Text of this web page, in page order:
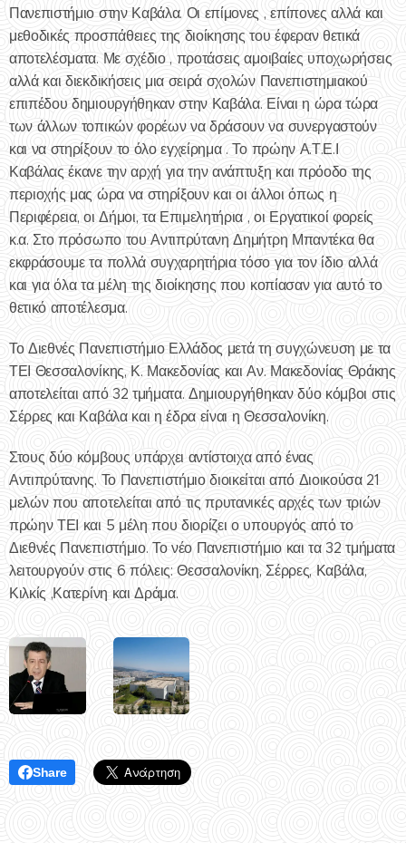
Πανεπιστήμιο στην Καβάλα. Οι επίμονες , επίπονες αλλά και
μεθοδικές προσπάθειες της διοίκησης του έφεραν θετικά
αποτελέσματα. Με σχέδιο , προτάσεις αμοιβαίες υποχωρήσεις
αλλά και διεκδικήσεις μια σειρά σχολών Πανεπιστημιακού
επιπέδου δημιουργήθηκαν στην Καβάλα. Είναι η ώρα τώρα
των άλλων τοπικών φορέων να δράσουν να συνεργαστούν
και να στηρίξουν το όλο εγχείρημα . Το πρώην Α.Τ.Ε.Ι
Καβάλας έκανε την αρχή για την ανάπτυξη και πρόοδο της
περιοχής μας ώρα να στηρίξουν και οι άλλοι όπως η
Περιφέρεια, οι Δήμοι, τα Επιμελητήρια , οι Εργατικοί φορείς
κ.α. Στο πρόσωπο του Αντιπρύτανη Δημήτρη Μπαντέκα θα
εκφράσουμε τα πολλά συγχαρητήρια τόσο για τον ίδιο αλλά
και για όλα τα μέλη της διοίκησης που κοπίασαν για αυτό το
θετικό αποτέλεσμα.
Το Διεθνές Πανεπιστήμιο Ελλάδος μετά τη συγχώνευση με τα
ΤΕΙ Θεσσαλονίκης, Κ. Μακεδονίας και Αν. Μακεδονίας Θράκης
αποτελείται από 32 τμήματα. Δημιουργήθηκαν δύο κόμβοι στις
Σέρρες και Καβάλα και η έδρα είναι η Θεσσαλονίκη.
Στους δύο κόμβους υπάρχει αντίστοιχα από ένας
Αντιπρύτανης. Το Πανεπιστήμιο διοικείται από Διοικούσα 21
μελών που αποτελείται από τις πρυτανικές αρχές των τριών
πρώην ΤΕΙ και 5 μέλη που διορίζει ο υπουργός από το
Διεθνές Πανεπιστήμιο. Το νέο Πανεπιστήμιο και τα 32 τμήματα
λειτουργούν στις 6 πόλεις: Θεσσαλονίκη, Σέρρες, Καβάλα,
Κιλκίς ,Κατερίνη και Δράμα.
Share